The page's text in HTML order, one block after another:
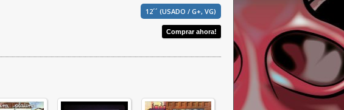
12´´ (USADO / G+, VG)